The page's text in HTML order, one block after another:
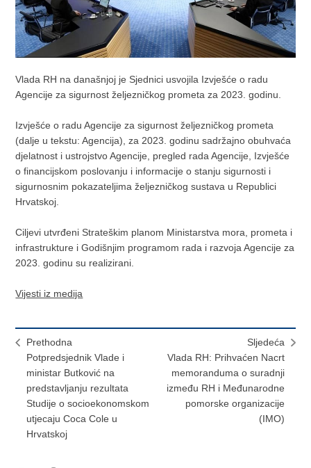
Vlada RH na današnjoj je Sjednici usvojila Izvješće o radu
Agencije za sigurnost željezničkog prometa za 2023. godinu.
Izvješće o radu Agencije za sigurnost željezničkog prometa
(dalje u tekstu: Agencija), za 2023. godinu sadržajno obuhvaća
djelatnost i ustrojstvo Agencije, pregled rada Agencije, Izvješće
o financijskom poslovanju i informacije o stanju sigurnosti i
sigurnosnim pokazateljima željezničkog sustava u Republici
Hrvatskoj.
Ciljevi utvrđeni Strateškim planom Ministarstva mora, prometa i
infrastrukture i Godišnjim programom rada i razvoja Agencije za
2023. godinu su realizirani.
Vijesti iz medija
Prethodna
Potpredsjednik Vlade i
ministar Butković na
predstavljanju rezultata
Studije o socioekonomskom
utjecaju Coca Cole u
Hrvatskoj
Sljedeća
Vlada RH: Prihvaćen Nacrt
memoranduma o suradnji
između RH i Međunarodne
pomorske organizacije
(IMO)